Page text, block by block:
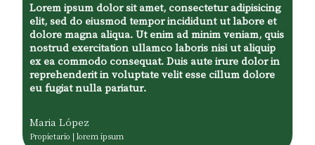
Lorem ipsum dolor sit amet, consectetur adipisicing
elit, sed do eiusmod tempor incididunt ut labore et
dolore magna aliqua. Ut enim ad minim veniam, quis
nostrud exercitation ullamco laboris nisi ut aliquip
ex ea commodo consequat. Duis aute irure dolor in
reprehenderit in voluptate velit esse cillum dolore
eu fugiat nulla pariatur.
Maria López
Propietario | lorem ipsum